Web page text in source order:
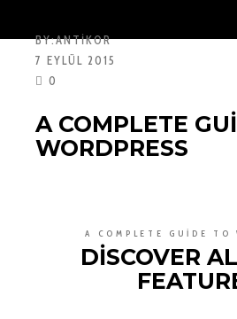
BY:ANTIKOR
7 EYLÜL 2015
0
A COMPLETE
WORDPRESS
A COMPLETE GUIDE TO
DISCOVER